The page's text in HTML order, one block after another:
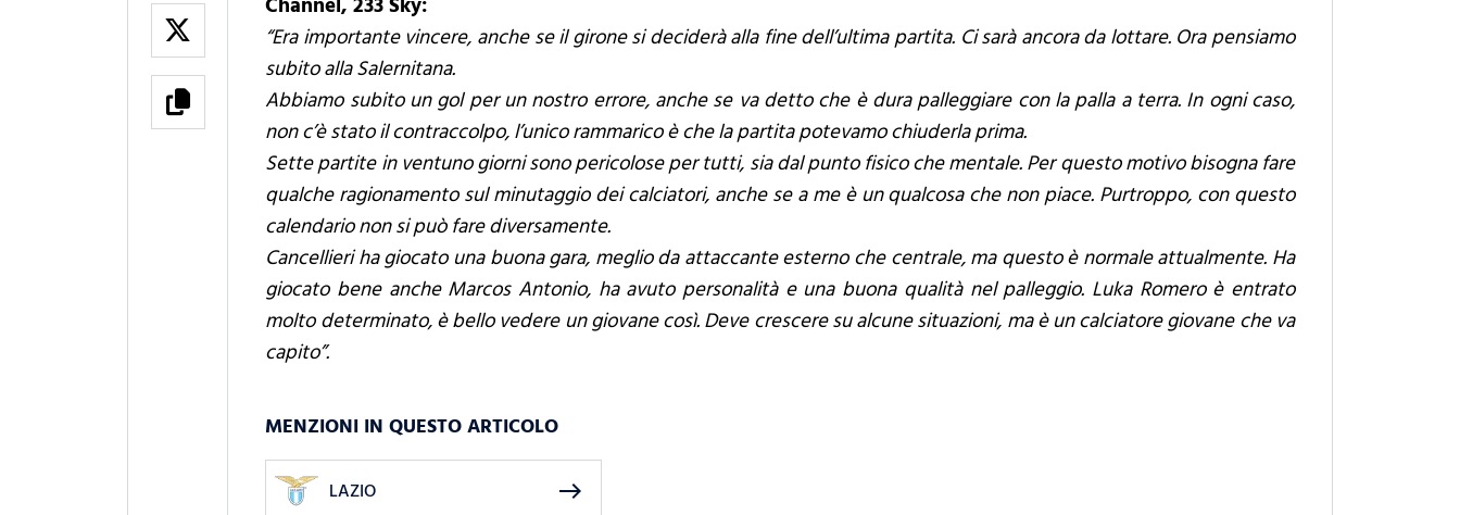
“Era importante vincere, anche se il girone si deciderà alla fine dell’ultima partita. Ci sarà ancora da lottare. Ora pensiamo
subito alla Salernitana.
Abbiamo subito un gol per un nostro errore, anche se va detto che è dura palleggiare con la palla a terra. In ogni caso,
non c’è stato il contraccolpo, l’unico rammarico è che la partita potevamo chiuderla prima.
Sette partite in ventuno giorni sono pericolose per tutti, sia dal punto fisico che mentale. Per questo motivo bisogna fare
qualche ragionamento sul minutaggio dei calciatori, anche se a me è un qualcosa che non piace. Purtroppo, con questo
calendario non si può fare diversamente.
Cancellieri ha giocato una buona gara, meglio da attaccante esterno che centrale, ma questo è normale attualmente. Ha
giocato bene anche Marcos Antonio, ha avuto personalità e una buona qualità nel palleggio. Luka Romero è entrato
molto determinato, è bello vedere un giovane così. Deve crescere su alcune situazioni, ma è un calciatore giovane che va
capito”.
MENZIONI IN QUESTO ARTICOLO
LAZIO east